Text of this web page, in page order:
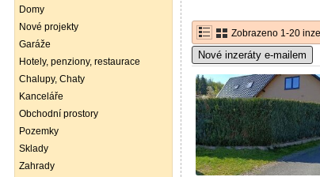
Domy
Nové projekty
Garáže
Hotely, penziony, restaurace
Chalupy, Chaty
Kanceláře
Obchodní prostory
Pozemky
Sklady
Zahrady
Zobrazeno 1-20
Nové inzeráty e-mailem